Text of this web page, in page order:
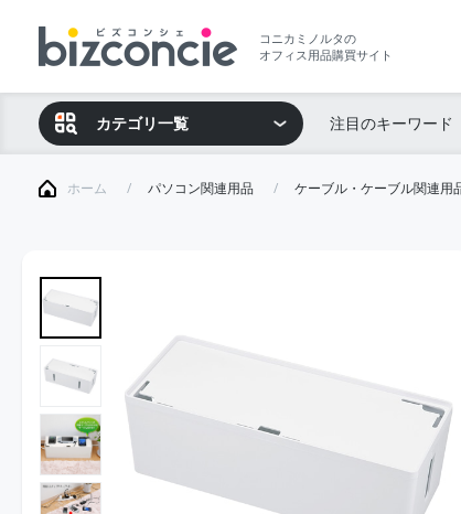
コニカミノルタの
オフィス用品購買サイト
カテゴリ一覧 注目のキーワード
ホーム パソコン関連用品 ケーブル・ケーブル関連用